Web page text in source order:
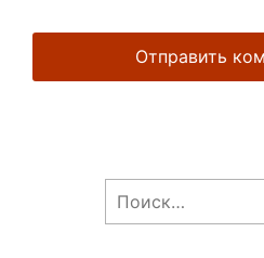
Найти: